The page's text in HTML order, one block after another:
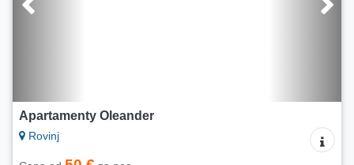
Apartamenty Oleander
Rovinj